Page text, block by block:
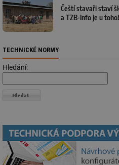
Čeští stavaři staví
a TZB-info je u toho!
TECHNICKÉ NORMY
Hledání: